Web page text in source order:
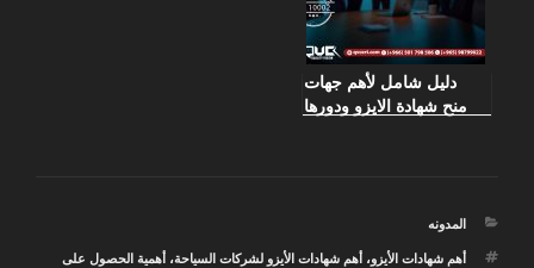
دليل شامل لأهم جهات
منح شهادة الايزو ودورها
التصنيفات
المدونه
الوسوم
أهم شهادات الأيزو، أهم شهادات الأيزو لشركات السياحة، أهمية الحصول على